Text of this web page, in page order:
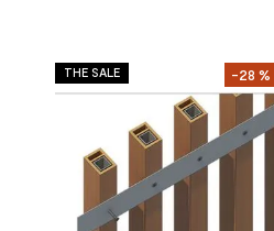
-28 %
THE SALE